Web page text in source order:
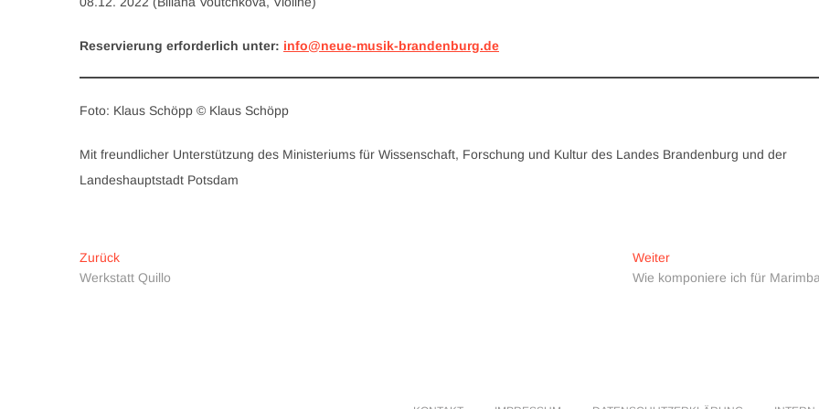
Reservierung erforderlich unter: info@neue-musik-brandenburg.de
Foto: Klaus Schöpp © Klaus Schöpp
Mit freundlicher Unterstützung des Ministeriums für Wissenschaft, Forschung und Kultur des Landes Brandenburg und der
Landeshauptstadt Potsdam
Beitragsnavigation
ZurückVorheriger
Beitrag:
Werkstatt Quillo
WeiterNächster
Beitrag:
Wie komponiere ich für